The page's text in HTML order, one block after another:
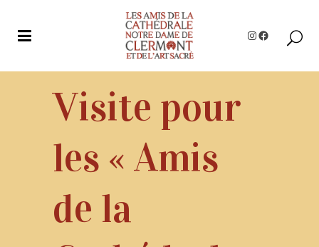
Instagram
Facebook
Visite pour
les « Amis
de la